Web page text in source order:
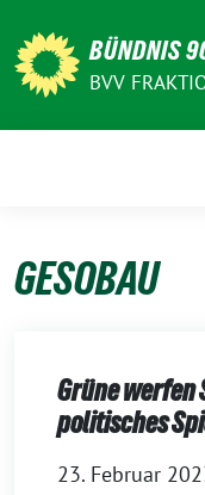
zum
Inhalt
BÜNDNIS
BVV
GESOBAU
Grüne werfen
politisches
23. Februar